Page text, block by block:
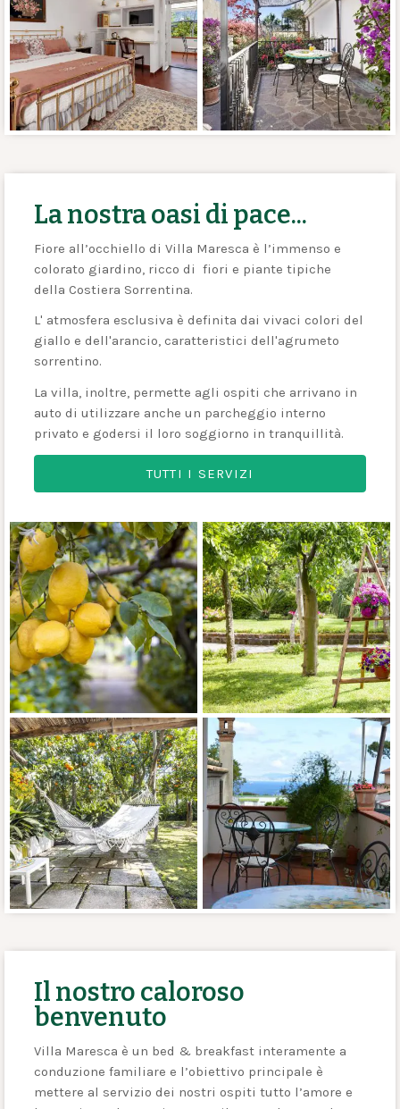
La nostra oasi di pace...
Fiore all’occhiello di Villa Maresca è l’immenso e
colorato giardino, ricco di fiori e piante tipiche
della Costiera Sorrentina.
L' atmosfera esclusiva è definita dai vivaci colori del
giallo e dell'arancio, caratteristici dell'agrumeto
sorrentino.
La villa, inoltre, permette agli ospiti che arrivano in
auto di utilizzare anche un parcheggio interno
privato e godersi il loro soggiorno in tranquillità.
TUTTI I SERVIZI
Il nostro caloroso
benvenuto
Villa Maresca è un bed & breakfast interamente a
conduzione familiare e l’obiettivo principale è
mettere al servizio dei nostri ospiti tutto l’amore e